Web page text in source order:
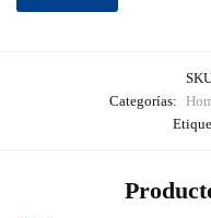
Categorías: